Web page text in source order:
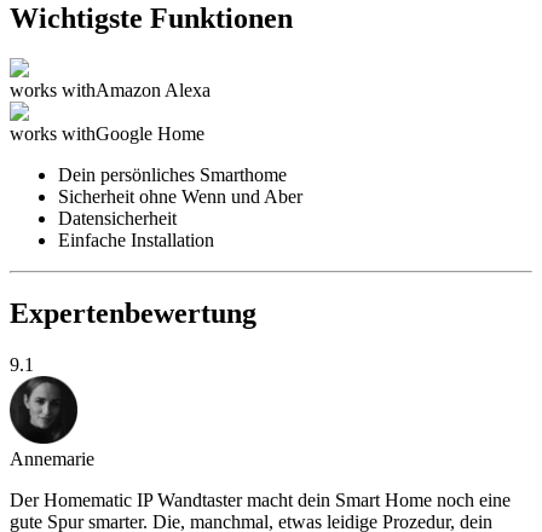
Wichtigste Funktionen
works withAmazon Alexa
works withGoogle Home
Dein persönliches Smarthome
Sicherheit ohne Wenn und Aber
Datensicherheit
Einfache Installation
Expertenbewertung
9.1
Annemarie
Der Homematic IP Wandtaster macht dein Smart Home noch eine
gute Spur smarter. Die, manchmal, etwas leidige Prozedur, dein